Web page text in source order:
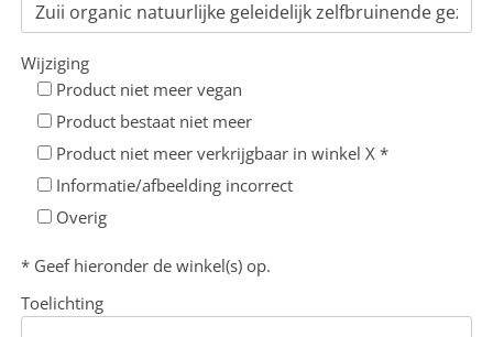
Wijziging
Product niet meer vegan
Product bestaat niet meer
Product niet meer verkrijgbaar in winkel X *
Informatie/afbeelding incorrect
Overig
* Geef hieronder de winkel(s) op.
Toelichting